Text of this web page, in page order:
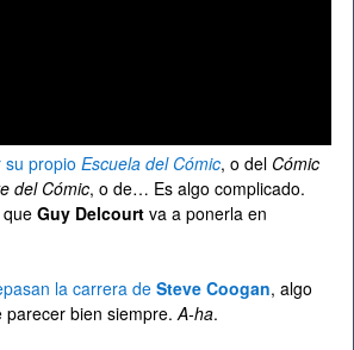
su propio Escuela del Cómic, o del Cómic
del Cómic, o de… Es algo complicado.
Guy Delcourt va a ponerla en
la carrera de Steve Coogan, algo
parecer bien siempre.A-ha.